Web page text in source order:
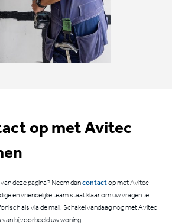
op met Avitec
deze pagina? Neem dancontactop met Avitec
en vriendelijke team staat klaar om uw vragen te
als via de mail. Schakel vandaag nog met Avitec
bijvoorbeeld uw woning.